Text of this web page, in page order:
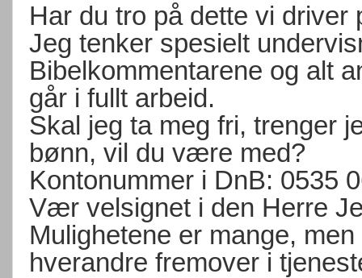
Har du tro på dette vi driver
Jeg tenker spesielt
Bibelkommentarene og alt
går i fullt arbeid.
Skal jeg ta meg fri, trenger
bønn, vil du være med?
Kontonummer i DnB: 0535
Vær velsignet i den Herre
Mulighetene er mange,
hverandre fremover i